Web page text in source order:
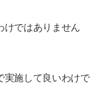
けではありません
実施して良いわけで